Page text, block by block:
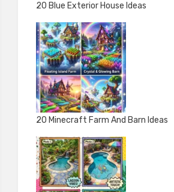
20 Blue Exterior House Ideas
20 Minecraft Farm And Barn Ideas